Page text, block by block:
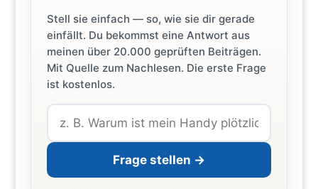
Stell sie einfach — so, wie sie dir gerade
einfällt. Du bekommst eine Antwort aus
meinen über 20.000 geprüften Beiträgen.
Mit Quelle zum Nachlesen. Die erste Frage
ist kostenlos.
Frage stellen →